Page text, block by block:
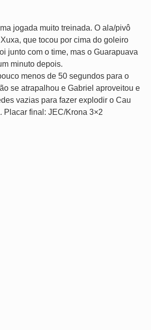
jogada muito treinada. O ala/pivô
que tocou por cima do goleiro
junto com o time, mas o Guarapuava
minuto depois.
menos de 50 segundos para o
se atrapalhou e Gabriel aproveitou e
vazias para fazer explodir o Cau
Placar final: JEC/Krona 3×2